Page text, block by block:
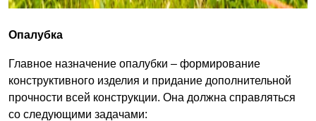
Опалубка
Главное назначение опалубки – формирование
конструктивного изделия и придание дополнительной
прочности всей конструкции. Она должна справляться
со следующими задачами: